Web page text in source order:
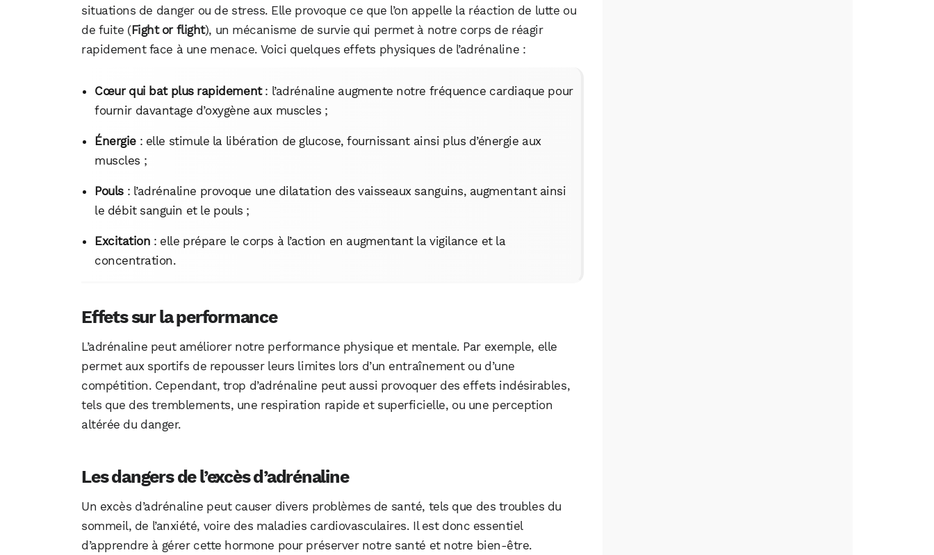
situations de danger ou de stress. Elle provoque ce que l’on appelle la réaction de lutte ou
de fuite (Fight or flight), un mécanisme de survie qui permet à notre corps de réagir
rapidement face à une menace. Voici quelques effets physiques de l’adrénaline :
Cœur qui bat plus rapidement: l’adrénaline augmente notre fréquence cardiaque pour
fournir davantage d’oxygène aux muscles ;
Énergie: elle stimule la libération de glucose, fournissant ainsi plus d’énergie aux
muscles ;
Pouls: l’adrénaline provoque une dilatation des vaisseaux sanguins, augmentant ainsi
le débit sanguin et le pouls ;
Excitation : elle prépare le corps à l’action en augmentant la vigilance et la
concentration.
Effets sur la performance
L’adrénaline peut améliorer notre performance physique et mentale. Par exemple, elle
permet aux sportifs de repousser leurs limites lors d’un entraînement ou d’une
compétition. Cependant, trop d’adrénaline peut aussi provoquer des effets indésirables,
tels que des tremblements, une respiration rapide et superficielle, ou une perception
altérée du danger.
Les dangers de l’excès d’adrénaline
Un excès d’adrénaline peut causer divers problèmes de santé, tels que des troubles du
sommeil, de l’anxiété, voire des maladies cardiovasculaires. Il est donc essentiel
d’apprendre à gérer cette hormone pour préserver notre santé et notre bien-être.
WhatsApp Telegram Email